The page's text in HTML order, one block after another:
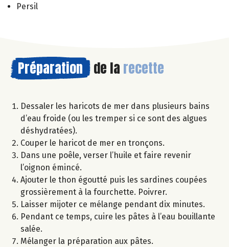
Persil
Préparation de la recette
Dessaler les haricots de mer dans plusieurs bains
d’eau froide (ou les tremper si ce sont des algues
déshydratées).
Couper le haricot de mer en tronçons.
Dans une poêle, verser l’huile et faire revenir
l’oignon émincé.
Ajouter le thon égoutté puis les sardines coupées
grossièrement à la fourchette. Poivrer.
Laisser mijoter ce mélange pendant dix minutes.
Pendant ce temps, cuire les pâtes à l’eau bouillante
salée.
Mélanger la préparation aux pâtes.